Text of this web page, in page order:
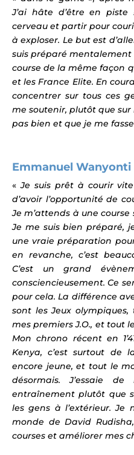
J’ai hâte d’être en
cerveau et partir pour
à exploser. Le but est
suis préparé
course de la même façon
et les France Elite. En
concentrer sur tous ces
me soutenir, plutôt que sur
pas bien et que je me
Emmanuel Wanyonti
«Je suis prêt à courir
d’avoir l’opportunité de
Je m’attends à une
Je me suis bien préparé,
une vraie préparation
en revanche, c’est
C’est un grand
consciencieusement. Ce
pour cela. La différence
sont les Jeux
mes premiers J.O., et tout
Mon chrono récent en
Kenya, c’est surtout de
encore jeune, et tout le
désormais. J’essaie
entraînement plutôt que
les gens à l’extérieur.
monde de David
courses et améliorer mes